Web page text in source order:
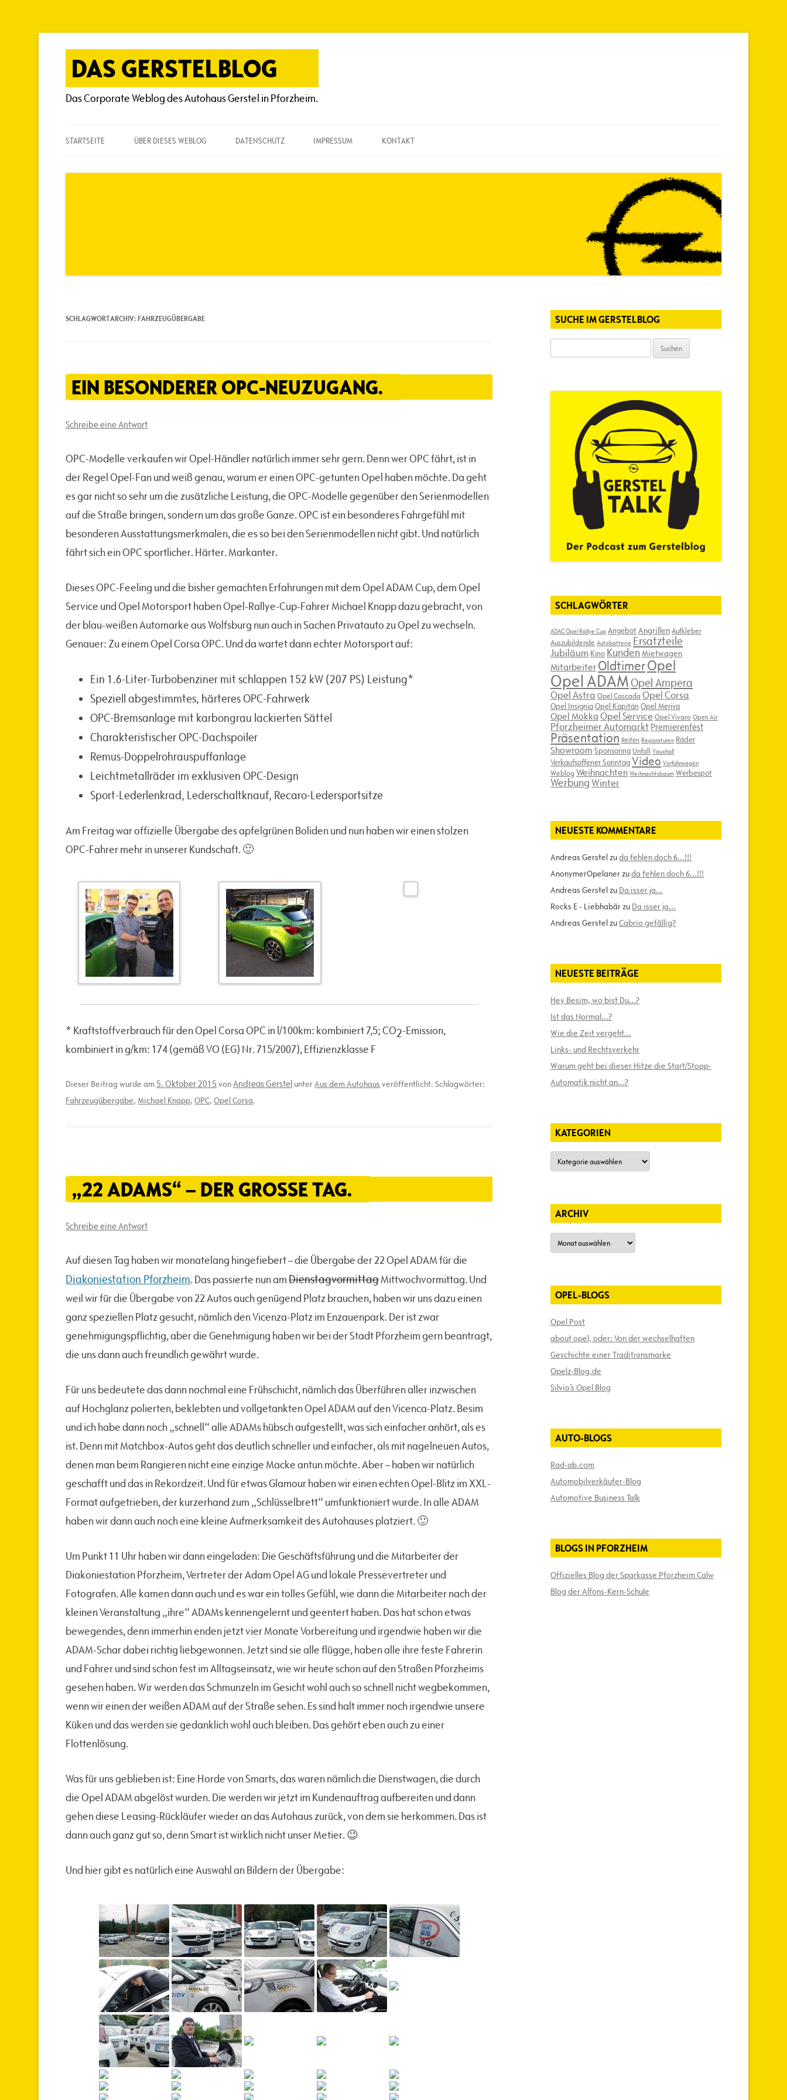
Zum
Inhalt
DAS GERSTELBLOG
Das Corporate Weblog des Autohaus Gerstel in Pforzheim.
STARTSEITE ÜBER DIESES WEBLOG DATENSCHUTZ IMPRESSUM KONTAKT
SCHLAGWORTARCHIV:FAHRZEUGÜBERGABE
EIN BESONDERER OPC-NEUZUGANG.
Schreibe eine Antwort
OPC-Modelle verkaufen wir Opel-Händler natürlich immer sehr gern. Denn wer OPC fährt, ist in
der Regel Opel-Fan und weiß genau, warum er einen OPC-getunten Opel haben möchte. Da geht
es gar nicht so sehr um die zusätzliche Leistung, die OPC-Modelle gegenüber den Serienmodellen
auf die Straße bringen, sondern um das große Ganze. OPC ist ein besonderes Fahrgefühl mit
besonderen Ausstattungsmerkmalen, die es so bei den Serienmodellen nicht gibt. Und natürlich
fährt sich ein OPC sportlicher. Härter. Markanter.
Dieses OPC-Feeling und die bisher gemachten Erfahrungen mit dem Opel ADAM Cup, dem Opel
Service und Opel Motorsport haben Opel-Rallye-Cup-Fahrer Michael Knapp dazu gebracht, von
der blau-weißen Automarke aus Wolfsburg nun auch in Sachen Privatauto zu Opel zu wechseln.
Genauer: Zu einem Opel Corsa OPC. Und da wartet dann echter Motorsport auf:
Ein 1.6-Liter-Turbobenziner mit schlappen 152 kW (207 PS) Leistung*
Speziell abgestimmtes, härteres OPC-Fahrwerk
OPC-Bremsanlage mit karbongrau lackierten Sättel
Charakteristischer OPC-Dachspoiler
Remus-Doppelrohrauspuffanlage
Leichtmetallräder im exklusiven OPC-Design
Sport-Lederlenkrad, Lederschaltknauf, Recaro-Ledersportsitze
Am Freitag war offizielle Übergabe des apfelgrünen Boliden und nun haben wir einen stolzen
OPC-Fahrer mehr in unserer Kundschaft. 🙂
* Kraftstoffverbrauch für den Opel Corsa OPC in l/100km: kombiniert 7,5; CO2-Emission,
kombiniert in g/km: 174 (gemäß VO (EG) Nr. 715/2007), Effizienzklasse F
Dieser Beitrag wurde am 5. Oktober 2015 vonAndreas Gerstel unterAus dem Autohaus veröffentlicht. Schlagwörter:
Fahrzeugübergabe,Michael Knapp,OPC,Opel Corsa.
„22 ADAMS“ – DER GROSSE TAG.
Schreibe eine Antwort
Auf diesen Tag haben wir monatelang hingefiebert – die Übergabe der 22 Opel ADAM für die
Diakoniestation Pforzheim. Das passierte nun amDienstagvormittagMittwochvormittag. Und
weil wir für die Übergabe von 22 Autos auch genügend Platz brauchen, haben wir uns dazu einen
ganz speziellen Platz gesucht, nämlich den Vicenza-Platz im Enzauenpark. Der ist zwar
genehmigungspflichtig, aber die Genehmigung haben wir bei der Stadt Pforzheim gern beantragt,
die uns dann auch freundlich gewährt wurde.
Für uns bedeutete das dann nochmal eine Frühschicht, nämlich das Überführen aller inzwischen
auf Hochglanz polierten, beklebten und vollgetankten Opel ADAM auf den Vicenca-Platz. Besim
und ich habe dann noch „schnell“ alle ADAMs hübsch aufgestellt, was sich einfacher anhört, als es
ist. Denn mit Matchbox-Autos geht das deutlich schneller und einfacher, als mit nagelneuen Autos,
denen man beim Rangieren nicht eine einzige Macke antun möchte. Aber – haben wir natürlich
geschafft und das in Rekordzeit. Und für etwas Glamour haben wir einen echten Opel-Blitz im XXL-
Format aufgetrieben, der kurzerhand zum „Schlüsselbrett“ umfunktioniert wurde. In alle ADAM
haben wir dann auch noch eine kleine Aufmerksamkeit des Autohauses platziert. 🙂
Um Punkt 11 Uhr haben wir dann eingeladen: Die Geschäftsführung und die Mitarbeiter der
Diakoniestation Pforzheim, Vertreter der Adam Opel AG und lokale Pressevertreter und
Fotografen. Alle kamen dann auch und es war ein tolles Gefühl, wie dann die Mitarbeiter nach der
kleinen Veranstaltung „ihre“ ADAMs kennengelernt und geentert haben. Das hat schon etwas
bewegendes, denn immerhin enden jetzt vier Monate Vorbereitung und irgendwie haben wir die
ADAM-Schar dabei richtig liebgewonnen. Jetzt sind sie alle flügge, haben alle ihre feste Fahrerin
und Fahrer und sind schon fest im Alltagseinsatz, wie wir heute schon auf den Straßen Pforzheims
gesehen haben. Wir werden das Schmunzeln im Gesicht wohl auch so schnell nicht wegbekommen,
wenn wir einen der weißen ADAM auf der Straße sehen. Es sind halt immer noch irgendwie unsere
Küken und das werden sie gedanklich wohl auch bleiben. Das gehört eben auch zu einer
Flottenlösung.
Was für uns geblieben ist: Eine Horde von Smarts, das waren nämlich die Dienstwagen, die durch
die Opel ADAM abgelöst wurden. Die werden wir jetzt im Kundenauftrag aufbereiten und dann
gehen diese Leasing-Rückläufer wieder an das Autohaus zurück, von dem sie herkommen. Das ist
dann auch ganz gut so, denn Smart ist wirklich nicht unser Metier. 😉
Und hier gibt es natürlich eine Auswahl an Bildern der Übergabe:
SUCHE IM GERSTELBLOG
nach:
SCHLAGWÖRTER
ADAC Opel Rallye Cup AngebotAngrillenAufkleber
Auszubildende Autobatterie Ersatzteile
Jubiläum Kino Kunden Mietwagen
Mitarbeiter OldtimerOpel
Opel ADAM Opel Ampera
Opel Astra Opel Cascada Opel Corsa
Opel InsigniaOpel Kapitän Opel Meriva
Opel Mokka Opel ServiceOpel Vivaro Open Air
Pforzheimer Automarkt Premierenfest
Präsentation Reifen Reparaturen Räder
Showroom Sponsoring Unfall Vauxhall
Verkaufsoffener SonntagVideo Vorführwagen
Weblog Weihnachten Weihnachtsbaum Werbespot
WerbungWinter
NEUESTE KOMMENTARE
Andreas Gerstelzuda fehlen doch 6…!!!
AnonymerOpelanerzuda fehlen doch 6…!!!
Andreas Gerstelzu Da isser ja…
Rocks E - Liebhabärzu Da isser ja…
Andreas GerstelzuCabrio gefällig?
NEUESTE BEITRÄGE
Hey Besim, wo bist Du…?
Ist das Normal…?
Wie die Zeit vergeht…
Links- und Rechtsverkehr
Warum geht bei dieser Hitze die Start/Stopp-
Automatik nicht an…?
KATEGORIEN
Kategorien
ARCHIV
Archiv
OPEL-BLOGS
Opel Post
about opel, oder: Von der wechselhaften
Geschichte einer Traditionsmarke
Opelz-Blog.de
Silvio’s Opel Blog
AUTO-BLOGS
Rad-ab.com
Automobilverkäufer-Blog
Automotive Business Talk
BLOGS IN PFORZHEIM
Offizielles Blog der Sparkasse Pforzheim Calw
Blog der Alfons-Kern-Schule